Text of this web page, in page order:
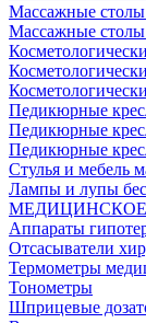
Массажные
Массажные
Педикюрные
Педикюрные
Педикюрные
Стулья и мебель
Лампы и лупы
Аппараты
Отсасыватели
Термометры
Тонометры
Шприцевые